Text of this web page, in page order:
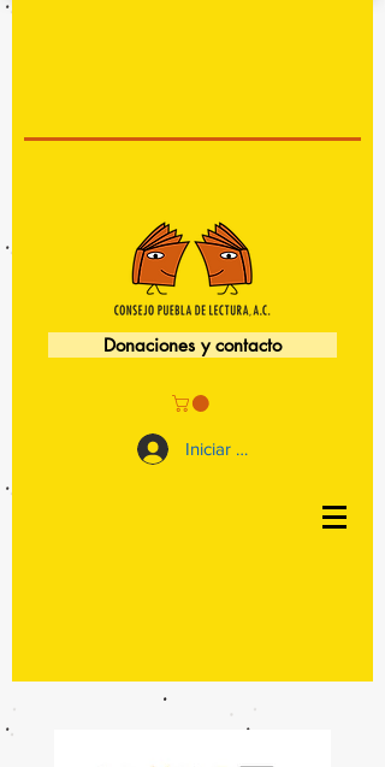
Donaciones y contacto
Iniciar sesión